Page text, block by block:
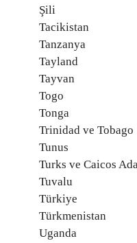
Şili
Tacikistan
Tanzanya
Tayland
Tayvan
Togo
Tonga
Trinidad ve Tobago
Tunus
Turks ve Caicos
Tuvalu
Türkiye
Türkmenistan
Uganda